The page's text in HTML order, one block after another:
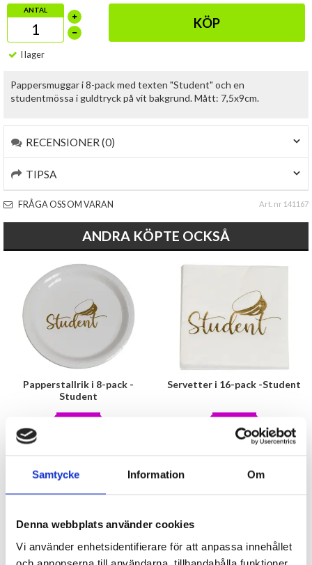
Samtycke Information Om
Denna webbplats använder cookies
Vi använder enhetsidentifierare för att anpassa innehållet
och annonserna till användarna, tillhandahålla funktioner
ANTAL
KÖP
I lager
Pappersmuggar i 8-pack med texten "Student" och en
studentmössa i guldtryck på vit bakgrund. Mått: 7,5x9cm.
RECENSIONER (0)
TIPSA
FRÅGA OSS OM VARAN Art. nr 141167
ANDRA KÖPTE OCKSÅ
Papperstallrik i 8-pack -
Student
20 kr
Servetter i 16-pack -Student
20 kr